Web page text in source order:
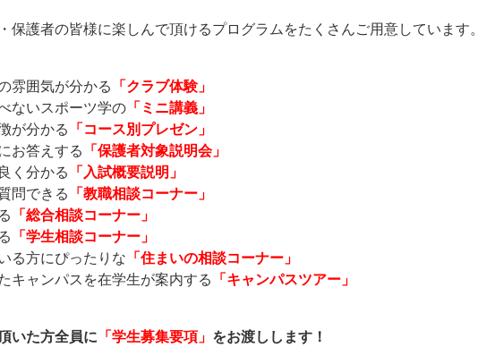
保護者の皆様に楽しんで頂けるプログラムをたくさんご用意しています。
雰囲気が分かる
「クラブ体験」
ないスポーツ学の 「ミニ講義」
が分かる
「コース別プレゼン」
お答えする
「保護者対象説明会」
く分かる
「入試概要説明」
問できる
「教職相談コーナー」
「総合相談コーナー」
「学生相談コーナー」
る方にぴったりな 「住まいの相談コーナー」
キャンパスを在学生が案内する
「キャンパスツアー」
いた方全員に 「学生募集要項」 をお渡しします！